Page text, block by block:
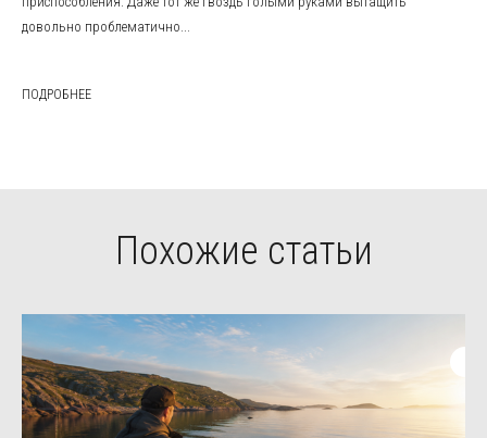
довольно проблематично...
ПОДРОБНЕЕ
Похожие статьи